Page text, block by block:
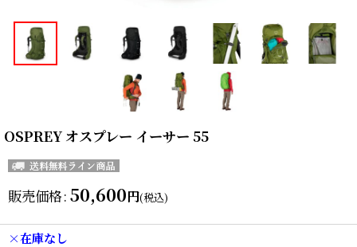
OSPREY オスプレー イーサー 55
販売価格: 50,600円(税込)
×在庫なし